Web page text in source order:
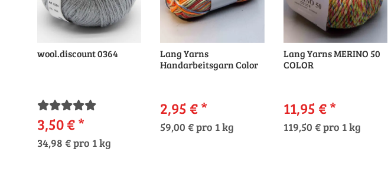
wool.discount 0364
3,50 €*
34,98 € pro 1 kg
Lang Yarns
Handarbeitsgarn Color
2,95 €*
59,00 € pro 1 kg
Lang Yarns MERINO 50
COLOR
11,95 €*
119,50 € pro 1 kg